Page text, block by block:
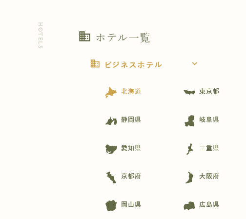
HOTELS business ホテル一覧
business ビジネスホテル expand_more
北海道 東京都
静岡県 岐阜県
愛知県 三重県
京都府 大阪府
岡山県 広島県